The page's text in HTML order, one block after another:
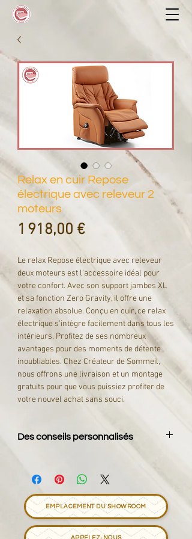
Relax en cuir Repose
électrique avec releveur 2
moteurs
1 918,00 €Prix
Le relax Repose électrique avec releveur
deux moteurs est l'accessoire idéal pour
votre confort. Avec son support jambes XL
et sa fonction Zero Gravity, il offre une
relaxation absolue. Conçu en cuir, ce relax
électrique s'intègre facilement dans tous les
intérieurs. Profitez de ses nombreux
avantages pour des moments de détente
inoubliables. Chez Créateur de Sommeil,
nous offrons une livraison et un montage
gratuits pour que vous puissiez profiter de
votre nouvel achat sans souci.
Des conseils personnalisés
ravis de pouvoir vous offrir des conseils
personnalisés pour vous aider à trouver le
sommeil de vos rêves. N'hésitez pas à nous
contacter pour toute information
supplémentaire, c'est avec plaisir que nous
vous répondrons !
EMPLACEMENT DU SHOWROOM
APPELEZ-NOUS